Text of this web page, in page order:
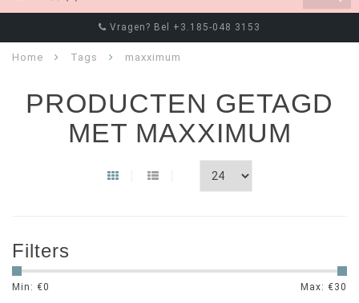
Vragen? Bel +3.185-048 3153
Home Tags maxximum
PRODUCTEN GETAGD
MET MAXXIMUM
Filters
Min: €0 Max: €30